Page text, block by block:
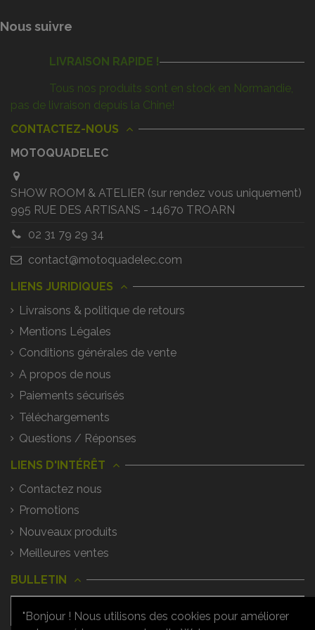
Nous suivre
LIVRAISON RAPIDE !
Tous nos produits sont en stock en Normandie,
pas de livraison depuis la Chine!
CONTACTEZ-NOUS
MOTOQUADELEC
SHOW ROOM & ATELIER (sur rendez vous uniquement)
995 RUE DES ARTISANS - 14670 TROARN
02 31 79 29 34
contact@motoquadelec.com
LIENS JURIDIQUES
Livraisons & politique de retours
Mentions Légales
Conditions générales de vente
A propos de nous
Paiements sécurisés
Téléchargements
Questions / Réponses
LIENS D'INTÉRÊT
Contactez nous
Promotions
Nouveaux produits
Meilleures ventes
BULLETIN
"Bonjour ! Nous utilisons des cookies pour améliorer